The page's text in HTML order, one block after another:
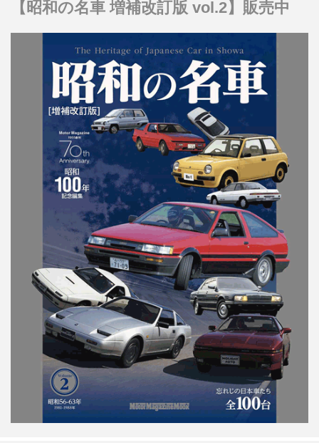
【昭和の名車 増補改訂版 vol.2】販売中